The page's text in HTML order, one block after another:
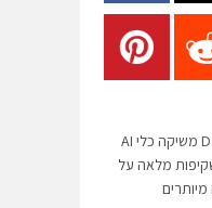
חברת הסטארטאפ Datarails משיקה כלי AI
מלאה על
מיותרים